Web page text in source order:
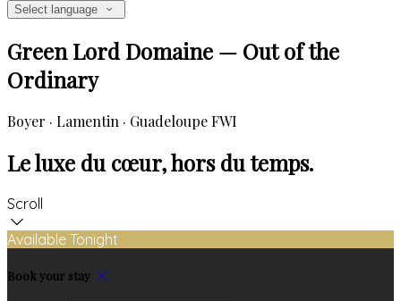
Select language
Green Lord Domaine — Out of the
Ordinary
Boyer · Lamentin · Guadeloupe FWI
Le luxe du cœur, hors du temps.
Scroll
Available Tonight
Book your stay